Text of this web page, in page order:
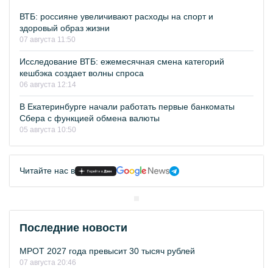
ВТБ: россияне увеличивают расходы на спорт и
здоровый образ жизни
07 августа 11:50
Исследование ВТБ: ежемесячная смена категорий
кешбэка создает волны спроса
06 августа 12:14
В Екатеринбурге начали работать первые банкоматы
Сбера с функцией обмена валюты
05 августа 10:50
Читайте нас в
Последние новости
МРОТ 2027 года превысит 30 тысяч рублей
07 августа 20:46